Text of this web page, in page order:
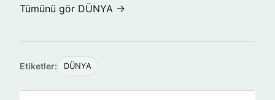
Tümünü gör DÜNYA →
Etiketler: DÜNYA